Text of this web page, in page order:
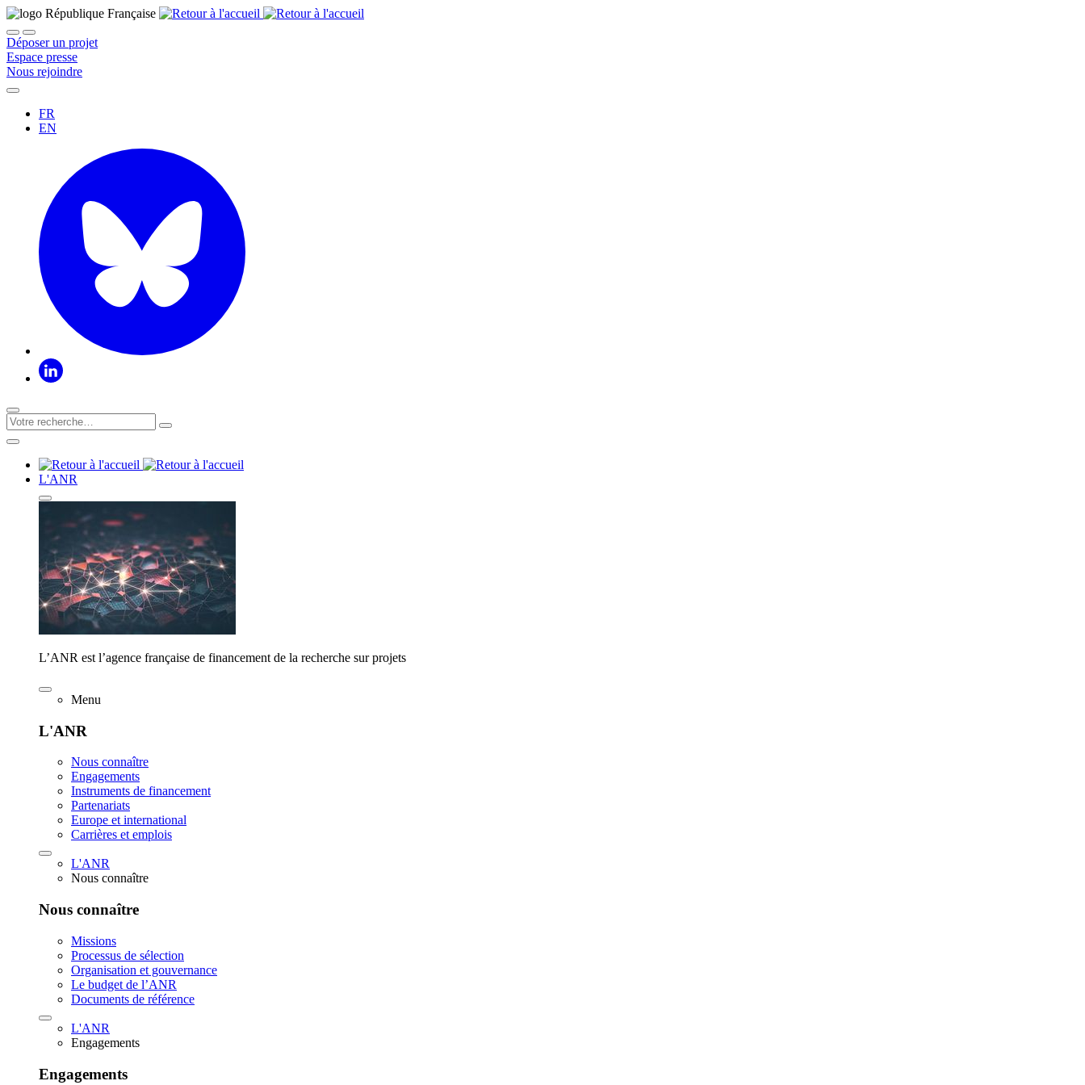
Déposer un projet
Espace presse
Nous rejoindre
FR
EN
L'ANR
L’ANR est l’agence française de financement de la recherche sur projets
Menu
L'ANR
Nous connaître
Engagements
Instruments de financement
Partenariats
Europe et international
Carrières et emplois
L'ANR
Nous connaître
Nous connaître
Missions
Processus de sélection
Organisation et gouvernance
Le budget de l’ANR
Documents de référence
L'ANR
Engagements
Engagements